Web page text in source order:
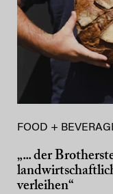
FOOD +
„... der
verleihen“